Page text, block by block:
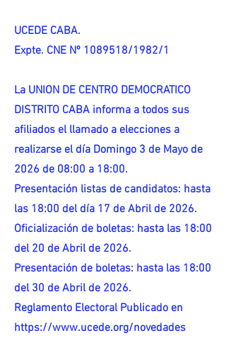
UCEDE CABA.
Expte. CNE Nº 1089518/1982/1
La UNION DE CENTRO DEMOCRATICO
DISTRITO CABA informa a todos sus
afiliados el llamado a elecciones a
realizarse el día Domingo 3 de Mayo de
2026 de 08:00 a 18:00.
Presentación listas de candidatos: hasta
las 18:00 del día 17 de Abril de 2026.
Oficialización de boletas: hasta las 18:00
del 20 de Abril de 2026.
Presentación de boletas: hasta las 18:00
del 30 de Abril de 2026.
Reglamento Electoral Publicado en
https://www.ucede.org/novedades